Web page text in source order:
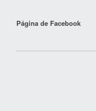
Página de Facebook